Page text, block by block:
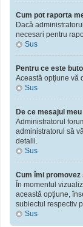
Cum pot raporta
Dacă
necesari pentru
Sus
Pentru ce este
Această opţiune vă
Sus
De ce mesajul
Administratorul
administratorul să
detalii.
Sus
Cum îmi promovez
În momentul
această opţiune,
subiectul respectiv
Sus